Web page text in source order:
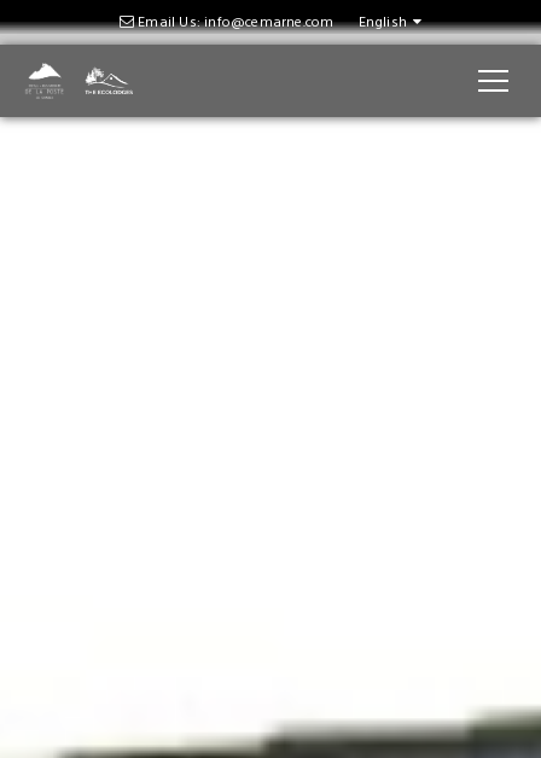
Email Us: info@cemarne.com English